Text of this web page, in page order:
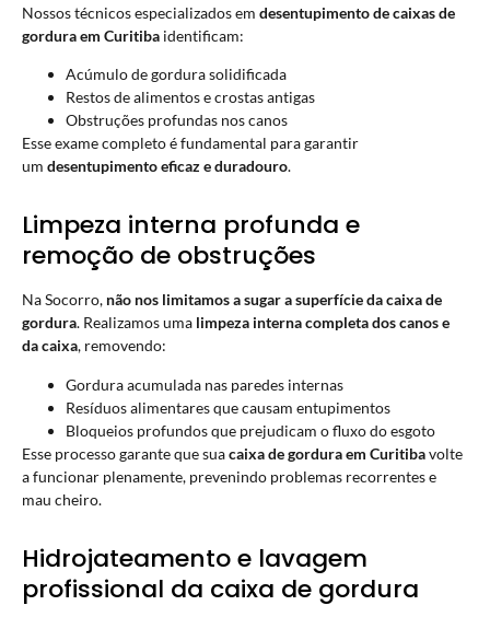
Nossos técnicos especializados em desentupimento de caixas de
gordura em Curitiba identificam:
Acúmulo de gordura solidificada
Restos de alimentos e crostas antigas
Obstruções profundas nos canos
Esse exame completo é fundamental para garantir
um desentupimento eficaz e duradouro.
Limpeza interna profunda e
remoção de obstruções
Na Socorro, não nos limitamos a sugar a superfície da caixa de
gordura. Realizamos uma limpeza interna completa dos canos e
da caixa, removendo:
Gordura acumulada nas paredes internas
Resíduos alimentares que causam entupimentos
Bloqueios profundos que prejudicam o fluxo do esgoto
Esse processo garante que suacaixa de gordura em Curitibavolte
a funcionar plenamente, prevenindo problemas recorrentes e
mau cheiro.
Hidrojateamento e lavagem
profissional da caixa de gordura